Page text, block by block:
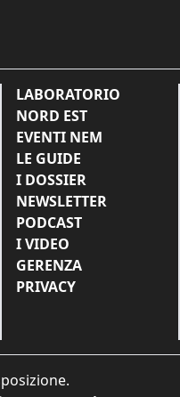
LABORATORIO
NORD EST
EVENTI NEM
LE GUIDE
I DOSSIER
NEWSLETTER
PODCAST
I VIDEO
GERENZA
PRIVACY